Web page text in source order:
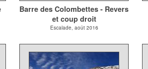
Barre des Colombettes - Revers
et coup droit
Escalade, août 2016